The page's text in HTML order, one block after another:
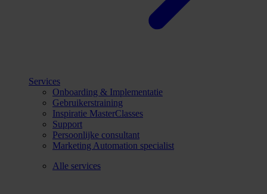
Services
Onboarding & Implementatie
Gebruikerstraining
Inspiratie MasterClasses
Support
Persoonlijke consultant
Marketing Automation specialist
Alle services